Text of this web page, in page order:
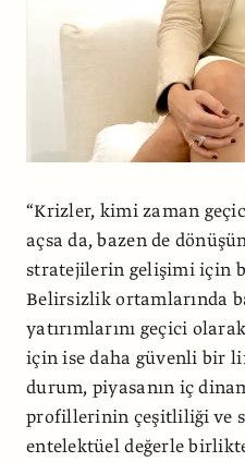
“Krizler, kimi zaman
açsa da, bazen de
stratejilerin gelişimi için
Belirsizlik ortamlarında
yatırımlarını geçici
için ise daha güvenli bir
durum, piyasanın iç
profillerinin çeşitliliği ve
entelektüel değerle